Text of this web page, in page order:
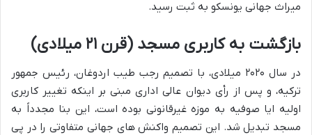
میراث جهانی یونسکو به ثبت رسید.
بازگشت به کاربری مسجد (قرن ۲۱ میلادی)
در سال ۲۰۲۰ میلادی، با تصمیم رجب طیب اردوغان، رئیس جمهور
ترکیه، و پس از رأی دیوان عالی اداری مبنی بر اینکه تغییر کاربری
اولیه ایا صوفیه به موزه غیرقانونی بوده است، این بنا مجدداً به
مسجد تبدیل شد. این تصمیم واکنش های جهانی متفاوتی را در پی